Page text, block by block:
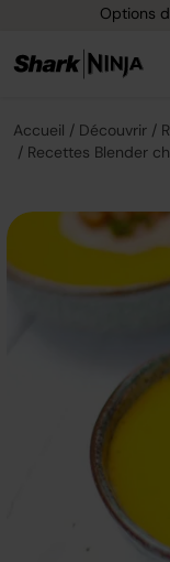
Options
Accueil Découvrir
Recettes Blender